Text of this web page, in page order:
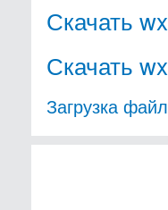
Скачать
Скачать
Загрузка